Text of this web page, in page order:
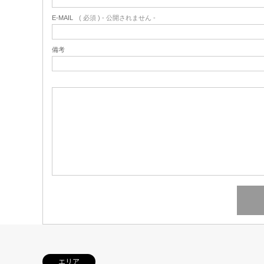
E-MAIL ( 必須 ) - 公開されません -
備考
エリア